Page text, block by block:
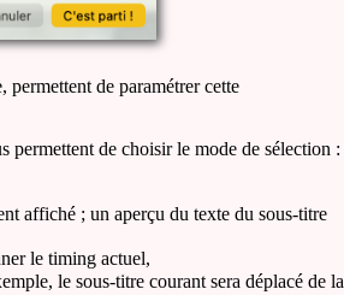
permettent de paramétrer cette
permettent de choisir le mode de sélection :
affiché ; un aperçu du texte du sous-titre
le timing actuel,
le sous-titre courant sera déplacé de la